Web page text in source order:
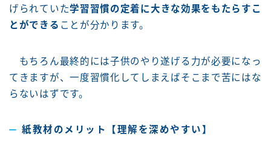
げられていた学習習慣の定着に大きな効果をもたらすこ
とができる ことが分かります。
もちろん最終的には子供のやり遂げる力が必要になっ
てきますが、一度習慣化してしまえばそこまで苦にはな
らないはずです。
紙教材のメリット【理解を深めやすい】